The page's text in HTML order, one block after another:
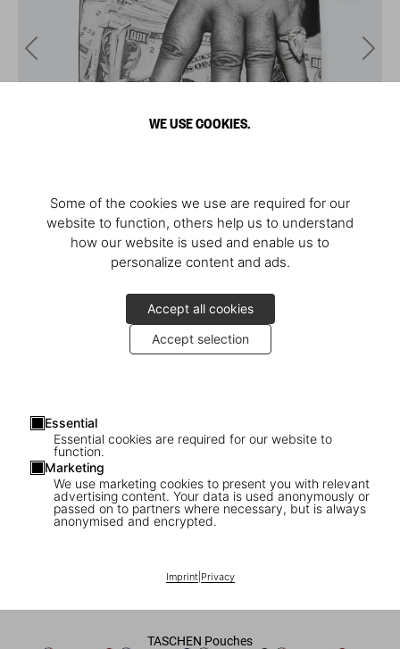
WE USE COOKIES.
Some of the cookies we use are required for our
website to function, others help us to understand
how our website is used and enable us to
personalize content and ads.
Accept all cookies
Accept selection
Essential
Essential cookies are required for our website to
function.
Marketing
We use marketing cookies to present you with relevant
advertising content. Your data is used anonymously or
passed on to partners where necessary, but is always
anonymised and encrypted.
Imprint| Privacy
1/5
Hand and Dollars’
TASCHEN Pouches